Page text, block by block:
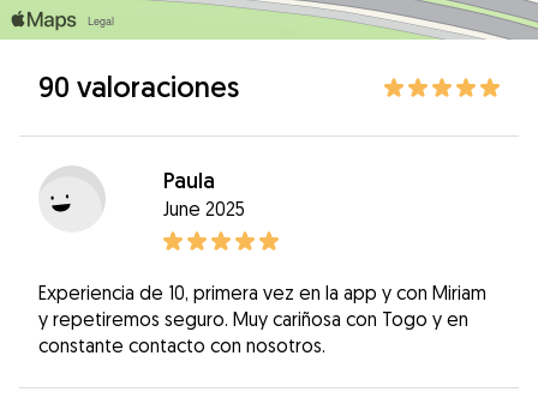
90 valoraciones
Paula
June 2025
Experiencia de 10, primera vez en la app y con Miriam
y repetiremos seguro. Muy cariñosa con Togo y en
constante contacto con nosotros.